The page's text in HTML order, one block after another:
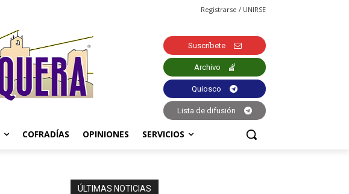
Registrarse / UNIRSE
Suscríbete
Archivo
Quiosco
Lista de difusión
COFRADÍAS OPINIONES SERVICIOS
ÚLTIMAS NOTICIAS